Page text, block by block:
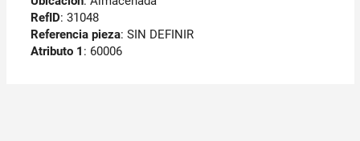
RefID: 31048
Referencia pieza: SIN DEFINIR
Atributo 1 : 60006